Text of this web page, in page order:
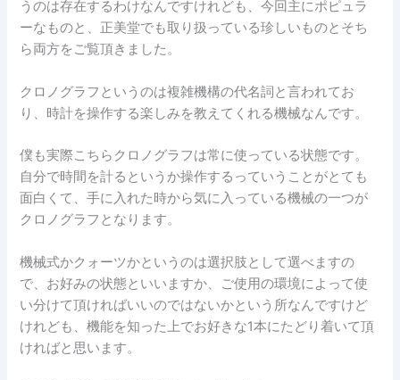
うのは存在するわけなんですけれども、今回主にポピュラ
ーなものと、正美堂でも取り扱っている珍しいものとそち
ら両方をご覧頂きました。
クロノグラフというのは複雑機構の代名詞と言われてお
り、時計を操作する楽しみを教えてくれる機械なんです。
僕も実際こちらクロノグラフは常に使っている状態です。
自分で時間を計るというか操作するっていうことがとても
面白くて、手に入れた時から気に入っている機械の一つが
クロノグラフとなります。
機械式かクォーツかというのは選択肢として選べますの
で、お好みの状態といいますか、ご使用の環境によって使
い分けて頂ければいいのではないかという所なんですけど
けれども、機能を知った上でお好きな1本にたどり着いて頂
ければと思います。